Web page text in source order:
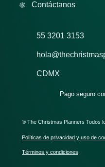
Contáctanos
55 3201 3153
CDMX
Pago seguro
® The Christmas Planners Todos
Políticas de privacidad y uso de
Términos y condiciones